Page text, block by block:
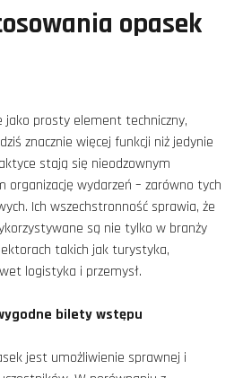
opasek
jako prosty element techniczny,
znacznie więcej funkcji niż jedynie
stają się nieodzownym
organizację wydarzeń – zarówno tych
Ich wszechstronność sprawia, że
są nie tylko w branży
takich jak turystyka,
logistyka i przemysł.
bilety wstępu
jest umożliwienie sprawnej i